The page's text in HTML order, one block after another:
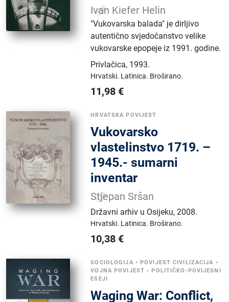
Ivan Kiefer Helin
"Vukovarska balada" je dirljivo
autentično svjedočanstvo velike
vukovarske epopeje iz 1991. godine.
Privlačica, 1993.
Hrvatski. Latinica. Broširano.
11,98 €
HRVATSKA POVIJEST
Vukovarsko
vlastelinstvo 1719. –
1945.- sumarni
inventar
Stjepan Sršan
Državni arhiv u Osijeku,2008.
Hrvatski. Latinica. Broširano.
10,38 €
SOCIOLOGIJA • POVIJEST CIVILIZACIJA •
VOJNA POVIJEST • POLITIČKO-POVIJESNI
ESEJI
Waging War: Conflict,